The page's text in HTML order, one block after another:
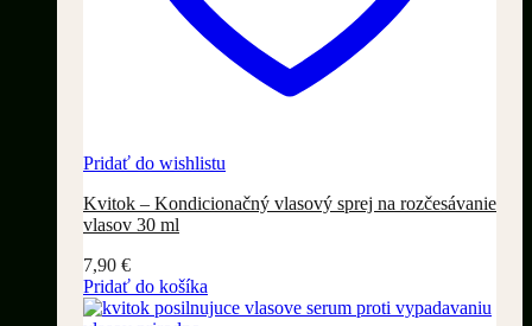
Pridať do wishlistu
Kvitok – Kondicionačný vlasový sprej na rozčesávanie
vlasov 30 ml
7,90 €
Pridať do košíka